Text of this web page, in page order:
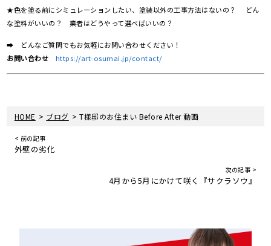
★色を塗る前にシミュレーションしたい、塗装以外の工事方法はないの？ どん
な塗料がいいの？ 業者はどうやって選べばいいの？
➡ どんなご質問でもお気軽にお問い合わせください！
お問い合わせ
https://art-osumai.jp/contact/
HOME > ブログ >T様邸のお住まい Before After 動画
< 前の記事
外壁の劣化
次の記事 >
4月から5月にかけて咲く『サクラソウ』